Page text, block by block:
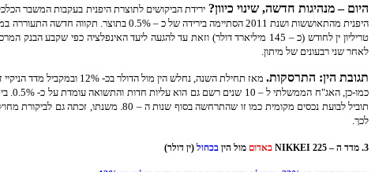
היום – מנהיגות חדשה, שינוי כיוון?
לאחר שני רבעונים של מיתון.
תגובת הין: התרסקות. מאז תחילת השנה, נחלש הין מול הדולר בכ- 12% ובמקביל מדד הניקיי זינק בכ – 23%
לכך.
3. מדד ה – NIKKEI 225 באדום מול הין בכחול (ין דולר)